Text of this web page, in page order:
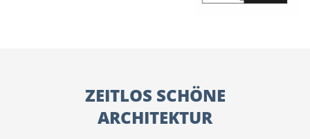
ZEITLOS SCHÖNE
ARCHITEKTUR